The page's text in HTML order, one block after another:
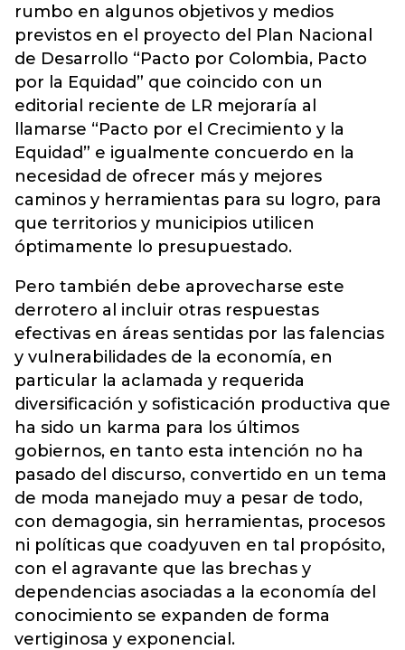
rumbo en algunos objetivos y medios
previstos en el proyecto del Plan Nacional
de Desarrollo “Pacto por Colombia, Pacto
por la Equidad” que coincido con un
editorial reciente de LR mejoraría al
llamarse “Pacto por el Crecimiento y la
Equidad” e igualmente concuerdo en la
necesidad de ofrecer más y mejores
caminos y herramientas para su logro, para
que territorios y municipios utilicen
óptimamente lo presupuestado.
Pero también debe aprovecharse este
derrotero al incluir otras respuestas
efectivas en áreas sentidas por las falencias
y vulnerabilidades de la economía, en
particular la aclamada y requerida
diversificación y sofisticación productiva que
ha sido un karma para los últimos
gobiernos, en tanto esta intención no ha
pasado del discurso, convertido en un tema
de moda manejado muy a pesar de todo,
con demagogia, sin herramientas, procesos
ni políticas que coadyuven en tal propósito,
con el agravante que las brechas y
dependencias asociadas a la economía del
conocimiento se expanden de forma
vertiginosa y exponencial.